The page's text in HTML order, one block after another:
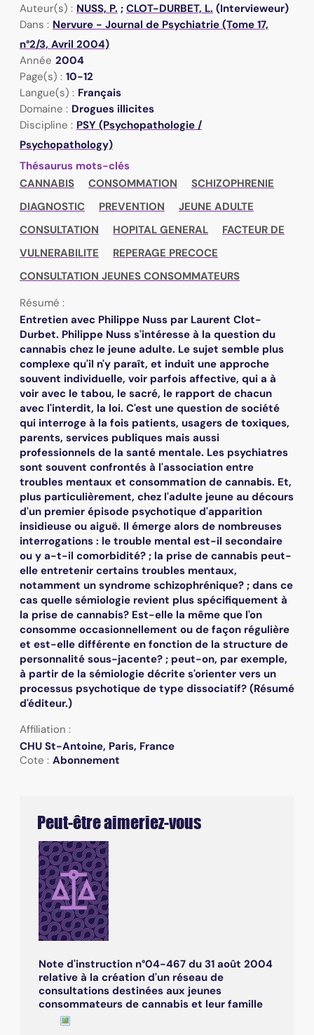
Auteur(s) : NUSS, P. ; CLOT-DURBET, L. (Intervieweur)
Dans : Nervure - Journal de Psychiatrie (Tome 17,
n°2/3, Avril 2004)
Année 2004
Page(s) : 10-12
Langue(s) : Français
Domaine : Drogues illicites
Discipline : PSY (Psychopathologie /
Psychopathology)
Thésaurus mots-clés
CANNABIS
CONSOMMATION
SCHIZOPHRENIE
DIAGNOSTIC
PREVENTION
JEUNE ADULTE
CONSULTATION
HOPITAL GENERAL
FACTEUR DE
VULNERABILITE
REPERAGE PRECOCE
CONSULTATION JEUNES CONSOMMATEURS
Résumé :
Entretien avec Philippe Nuss par Laurent Clot-
Durbet. Philippe Nuss s'intéresse à la question du
cannabis chez le jeune adulte. Le sujet semble plus
complexe qu'il n'y paraît, et induit une approche
souvent individuelle, voir parfois affective, qui a à
voir avec le tabou, le sacré, le rapport de chacun
avec l'interdit, la loi. C'est une question de société
qui interroge à la fois patients, usagers de toxiques,
parents, services publiques mais aussi
professionnels de la santé mentale. Les psychiatres
sont souvent confrontés à l'association entre
troubles mentaux et consommation de cannabis. Et,
plus particulièrement, chez l'adulte jeune au décours
d'un premier épisode psychotique d'apparition
insidieuse ou aiguë. Il émerge alors de nombreuses
interrogations : le trouble mental est-il secondaire
ou y a-t-il comorbidité? ; la prise de cannabis peut-
elle entretenir certains troubles mentaux,
notamment un syndrome schizophrénique? ; dans ce
cas quelle sémiologie revient plus spécifiquement à
la prise de cannabis? Est-elle la même que l'on
consomme occasionnellement ou de façon régulière
et est-elle différente en fonction de la structure de
personnalité sous-jacente? ; peut-on, par exemple,
à partir de la sémiologie décrite s'orienter vers un
processus psychotique de type dissociatif? (Résumé
d'éditeur.)
Affiliation :
CHU St-Antoine, Paris, France
Cote : Abonnement
Peut-être aimeriez-vous
Note d'instruction n°04-467 du 31 août 2004
relative à la création d'un réseau de
consultations destinées aux jeunes
consommateurs de cannabis et leur famille